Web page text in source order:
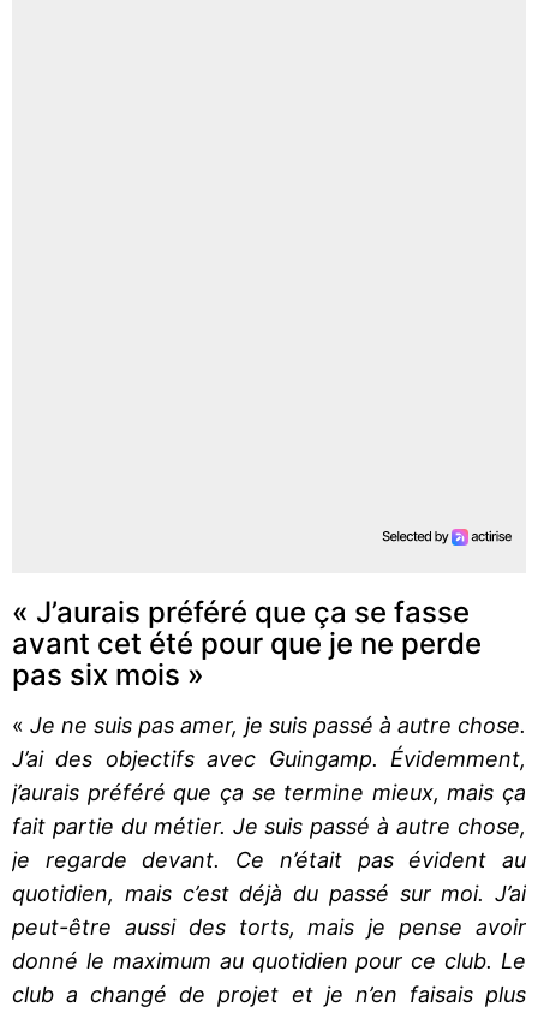
« J’aurais préféré que ça se fasse
avant cet été pour que je ne perde
pas six mois »
« Je ne suis pas amer, je suis passé à autre chose.
J’ai des objectifs avec Guingamp. Évidemment,
j’aurais préféré que ça se termine mieux, mais ça
fait partie du métier. Je suis passé à autre chose,
je regarde devant. Ce n’était pas évident au
quotidien, mais c’est déjà du passé sur moi. J’ai
peut-être aussi des torts, mais je pense avoir
donné le maximum au quotidien pour ce club. Le
club a changé de projet et je n’en faisais plus